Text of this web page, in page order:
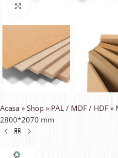
Acasa » Shop » PAL / MDF / HDF »
2800*2070 mm